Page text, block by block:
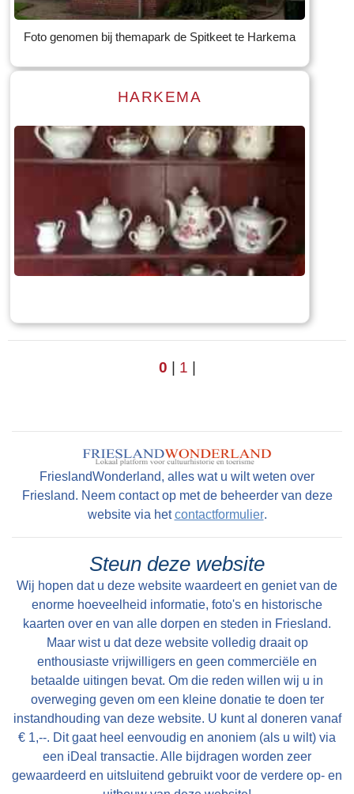
Tekst: © Foto: © Bauke Folkertsma
Foto genomen bij themapark de Spitkeet te Harkema
Read more
Tekst: © Foto: © Bauke Folkertsma
HARKEMA
Read more
Tekst: © Foto: © Bauke Folkertsma
0 1
FrieslandWonderland, alles wat u wilt weten over
Friesland. Neem contact op met de beheerder van deze
website via hetcontactformulier.
Steun deze website
Wij hopen dat u deze website waardeert en geniet van de
enorme hoeveelheid informatie, foto's en historische
kaarten over en van alle dorpen en steden in Friesland.
Maar wist u dat deze website volledig draait op
enthousiaste vrijwilligers en geen commerciële en
betaalde uitingen bevat. Om die reden willen wij u in
overweging geven om een kleine donatie te doen ter
instandhouding van deze website. U kunt al doneren vanaf
€ 1,--. Dit gaat heel eenvoudig en anoniem (als u wilt) via
een iDeal transactie. Alle bijdragen worden zeer
gewaardeerd en uitsluitend gebruikt voor de verdere op- en